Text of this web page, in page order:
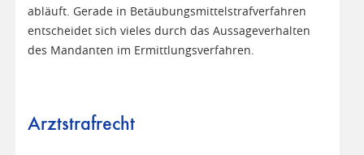
abläuft. Gerade in Betäubungsmittelstrafverfahren
entscheidet sich vieles durch das Aussageverhalten
des Mandanten im Ermittlungsverfahren.
Arztstrafrecht